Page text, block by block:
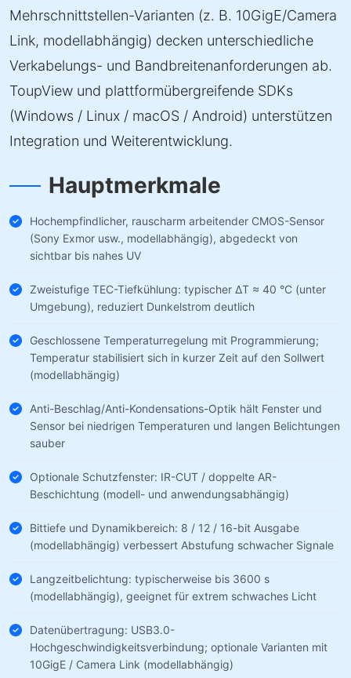
Mehrschnittstellen-Varianten (z. B. 10GigE/Camera
Link, modellabhängig) decken unterschiedliche
Verkabelungs- und Bandbreitenanforderungen ab.
ToupView und plattformübergreifende SDKs
(Windows / Linux / macOS / Android) unterstützen
Integration und Weiterentwicklung.
Hauptmerkmale
Hochempfindlicher, rauscharm arbeitender CMOS-Sensor
(Sony Exmor usw., modellabhängig), abgedeckt von
sichtbar bis nahes UV
Zweistufige TEC-Tiefkühlung: typischer ΔT ≈ 40 °C (unter
Umgebung), reduziert Dunkelstrom deutlich
Geschlossene Temperaturregelung mit Programmierung;
Temperatur stabilisiert sich in kurzer Zeit auf den Sollwert
(modellabhängig)
Anti-Beschlag/Anti-Kondensations-Optik hält Fenster und
Sensor bei niedrigen Temperaturen und langen Belichtungen
sauber
Optionale Schutzfenster: IR-CUT / doppelte AR-
Beschichtung (modell- und anwendungsabhängig)
Bittiefe und Dynamikbereich: 8 / 12 / 16-bit Ausgabe
(modellabhängig) verbessert Abstufung schwacher Signale
Langzeitbelichtung: typischerweise bis 3600 s
(modellabhängig), geeignet für extrem schwaches Licht
Datenübertragung: USB3.0-
Hochgeschwindigkeitsverbindung; optionale Varianten mit
10GigE / Camera Link (modellabhängig)